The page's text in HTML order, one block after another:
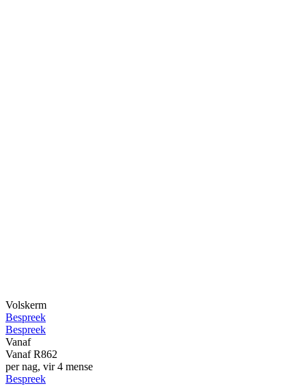
Volskerm
Bespreek
Bespreek
Vanaf
Vanaf R862
per nag, vir 4 mense
Bespreek